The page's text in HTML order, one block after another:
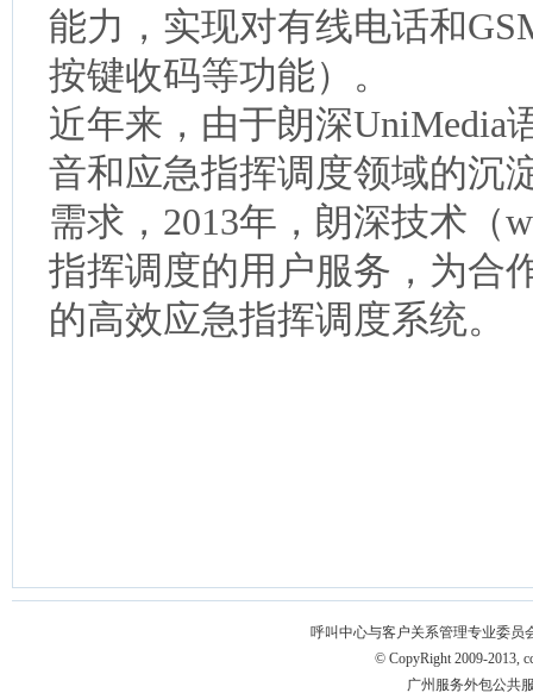
能力，实现对有线电话和
按键收码等功能）。
近年来，由于朗深UniMedia
音和应急指挥调度领域的沉
需求，2013年，朗深技术（
指挥调度的用户服务，为合
的高效应急指挥调度系统。
呼叫中心与客户关系管理专业委员
© CopyRight 2009-2013,
广州服务外包公共